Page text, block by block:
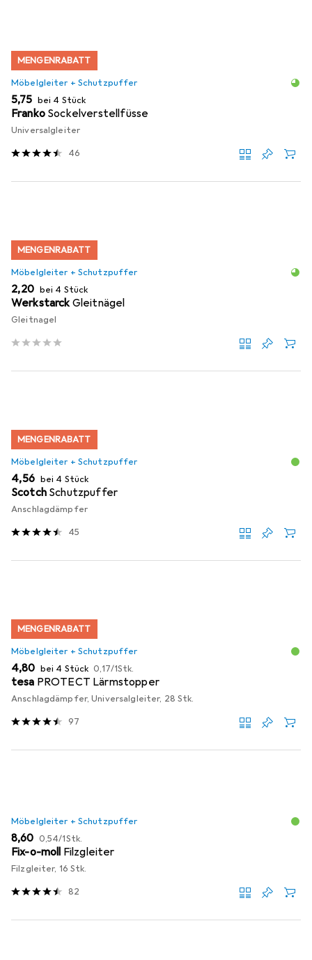
MENGENRABATT
Möbelgleiter + Schutzpuffer
EUR
5,75 bei 4 Stück
Franko Sockelverstellfüsse
Universalgleiter
46
MENGENRABATT
Möbelgleiter + Schutzpuffer
EUR
2,20 bei 4 Stück
WerkstarckGleitnägel
Gleitnagel
MENGENRABATT
Möbelgleiter + Schutzpuffer
EUR
4,56 bei 4 Stück
Scotch Schutzpuffer
Anschlagdämpfer
45
MENGENRABATT
Möbelgleiter + Schutzpuffer
EUR
4,80 bei 4 Stück EUR
0,17/1Stk.
tesa PROTECT Lärmstopper
Anschlagdämpfer, Universalgleiter, 28 Stk.
97
Möbelgleiter + Schutzpuffer
EUR
8,60 EUR
0,54/1Stk.
Fix-o-moll Filzgleiter
Filzgleiter, 16 Stk.
82